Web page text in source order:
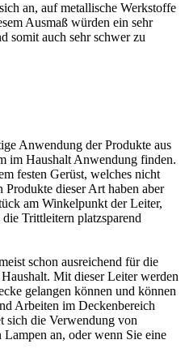
an, auf metallische Werkstoffe
Ausmaß würden ein sehr
somit auch sehr schwer zu
Anwendung der Produkte aus
im Haushalt Anwendung finden.
festen Gerüst, welches nicht
dieser Art haben aber
am Winkelpunkt der Leiter,
Trittleitern platzsparend
schon ausreichend für die
Mit dieser Leiter werden
gelangen können und können
Arbeiten im Deckenbereich
sich die Verwendung von
an, oder wenn Sie eine